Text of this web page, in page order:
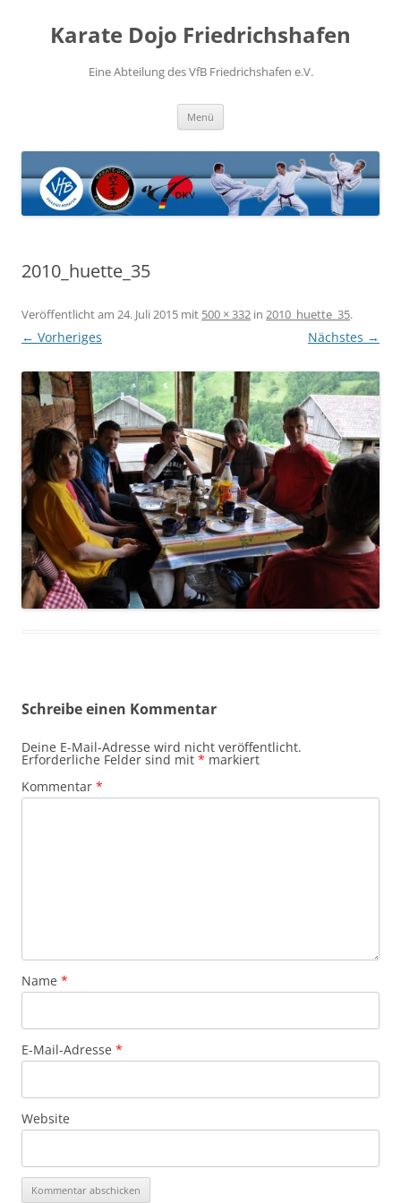
springenKarate Dojo Friedrichshafen
Eine Abteilung des VfB Friedrichshafen e.V.
Menü
2010_huette_35
Veröffentlicht am 24. Juli 2015 mit 500 × 332 in 2010_huette_35.
← Vorheriges Nächstes →
Schreibe einen Kommentar
Deine E-Mail-Adresse wird nicht veröffentlicht.
Erforderliche Felder sind mit * markiert
Kommentar *
Name *
E-Mail-Adresse *
Website